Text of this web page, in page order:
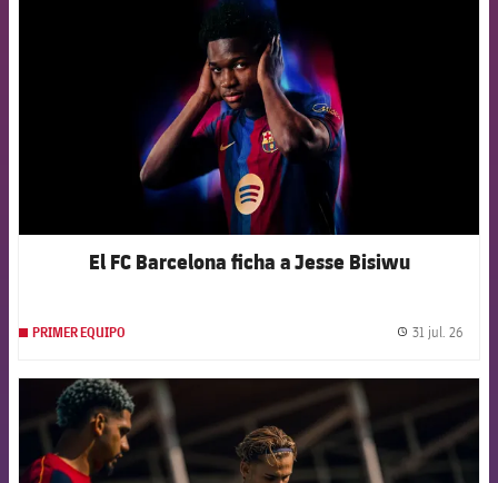
El FC Barcelona ficha a Jesse Bisiwu
PRIMER EQUIPO 31 jul. 26
FCB Barcelona badge